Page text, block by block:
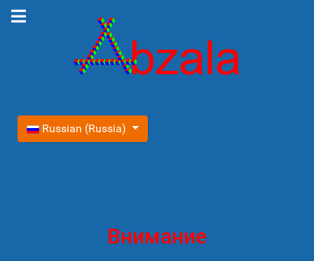
Выберите язык
Russian (Russia)
Внимание